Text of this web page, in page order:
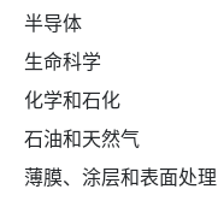
半导体
生命科学
化学和石化
石油和天然气
薄膜、涂层和表面处理